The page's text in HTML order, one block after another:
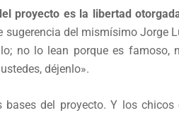
proyecto es la libertad
sugerencia del mismísimo Jorge
no lo lean porque es
déjenlo».
bases del proyecto. Y los